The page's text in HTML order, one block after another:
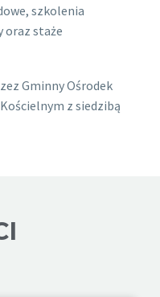
szkolenia
oraz staże
Gminny Ośrodek
z siedzibą